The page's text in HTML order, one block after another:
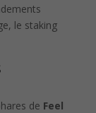
le staking
de Feel